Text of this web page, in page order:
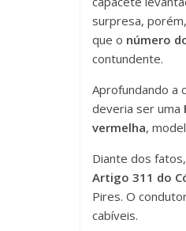
surpresa,
que o número
contundente.
Aprofundando a
deveria ser uma
vermelha,
Diante dos
Artigo 311 do
Pires. O
cabíveis.